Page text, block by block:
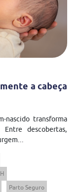
a cabeça
nascido transforma
descobertas,
Parto Seguro